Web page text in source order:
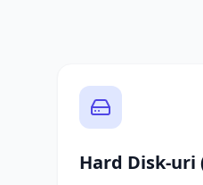
Hard Disk-uri